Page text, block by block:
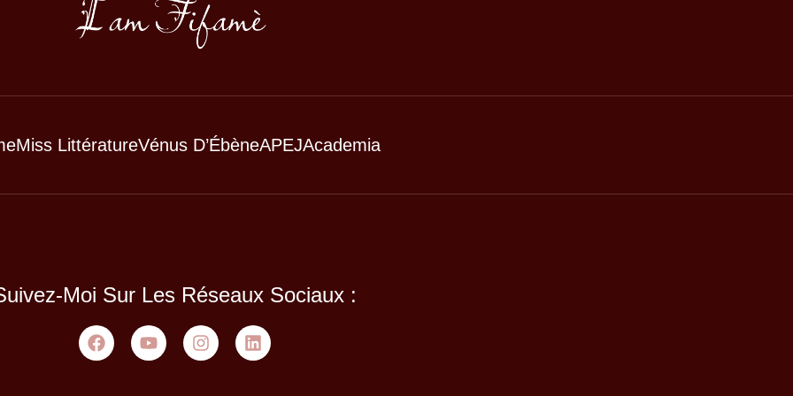
Miss LittératureVénus D’ÉbèneAPEJAcademia
Moi Sur Les Réseaux Sociaux :